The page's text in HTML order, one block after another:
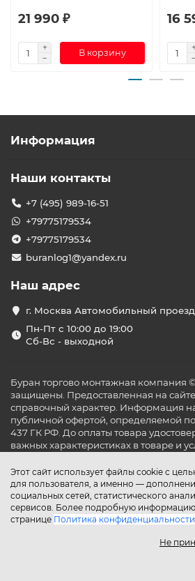
21 990 ₽
В корзину
16
Этот сайт использует файлы cookie с
для пользователя, а именно —
социальных сетей, статистического
сервисов. Более подробную
странице Политика конфиденциальности
Не
Информация
Наши контакты
+7 (495) 989-16-51
+79775179534
+79775179534
buranlog1@yandex.ru
Наш адрес
г. Москва Автомобильный проезд
Пн-Пт с 10:00 до 19:00
Сб-Вс - выходной
Буран торгово монтажная компания
защищены. Предоставленная на
справочный характер. Информация на
публичной офертой, определяемой
437 ГК РФ. До оплаты товара
важных характеристиках в товаре и